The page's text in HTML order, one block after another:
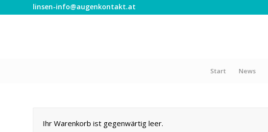
linsen-info@augenkontakt.at
Start News
Ihr Warenkorb ist gegenwärtig leer.